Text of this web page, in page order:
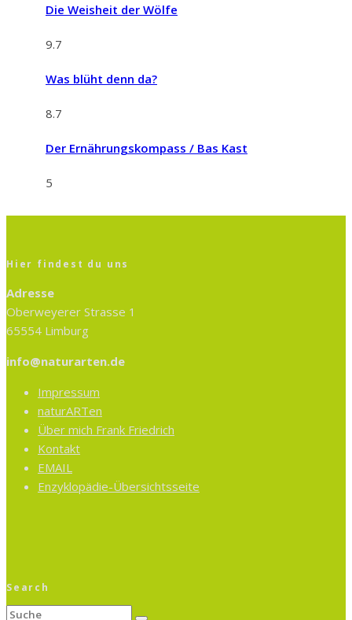
Die Weisheit der Wölfe
9.7
Was blüht denn da?
8.7
Der Ernährungskompass / Bas Kast
5
Hier findest du uns
Adresse
Oberweyerer Strasse 1
65554 Limburg
info@naturarten.de
Impressum
naturARTen
Über mich Frank Friedrich
Kontakt
EMAIL
Enzyklopädie-Übersichtsseite
Search